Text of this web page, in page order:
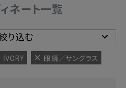
ネート一覧
り込む
IVORY 眼鏡／サングラス